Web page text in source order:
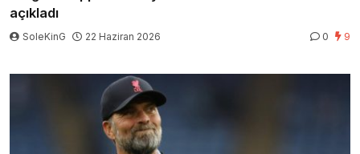
açıkladı
SoleKinG 22 Haziran 2026 0 9